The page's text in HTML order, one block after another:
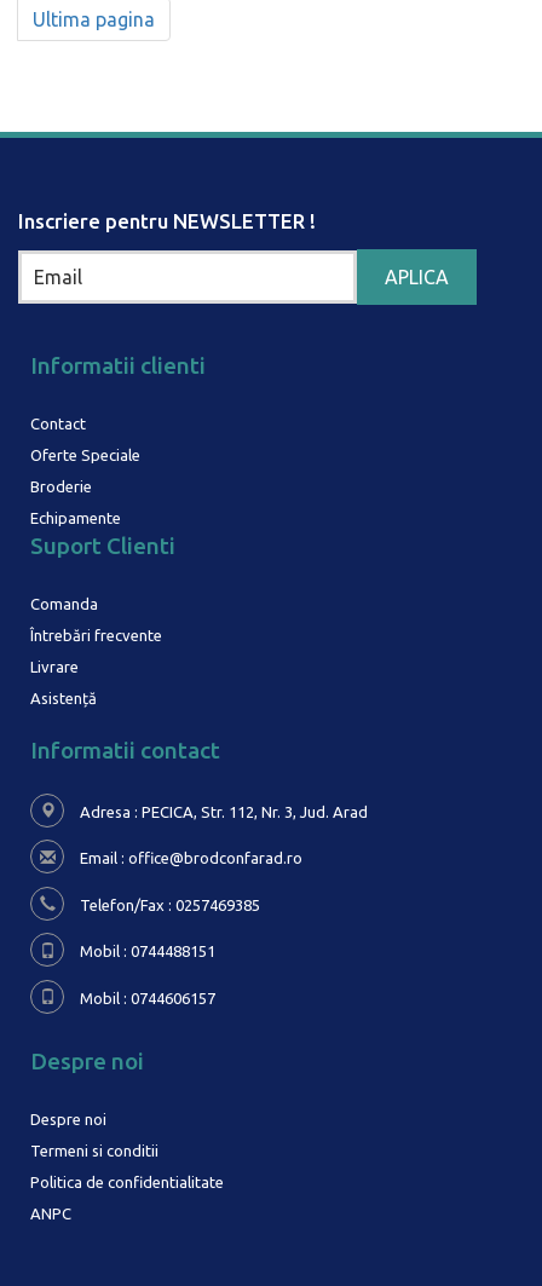
Ultima pagina
Inscriere pentru NEWSLETTER !
Informatii clienti
Contact
Oferte Speciale
Broderie
Echipamente
Suport Clienti
Comanda
Întrebări frecvente
Livrare
Asistență
Informatii contact
Adresa : PECICA, Str. 112, Nr. 3, Jud. Arad
Email : office@brodconfarad.ro
Telefon/Fax : 0257469385
Mobil : 0744488151
Mobil : 0744606157
Despre noi
Despre noi
Termeni si conditii
Politica de confidentialitate
ANPC